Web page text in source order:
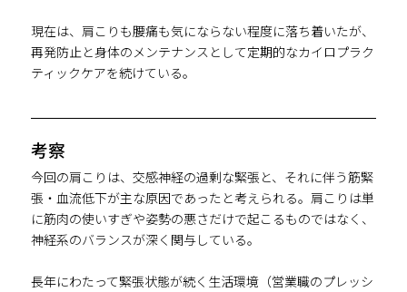
現在は、肩こりも腰痛も気にならない程度に落ち着いたが、
再発防止と身体のメンテナンスとして定期的なカイロプラク
ティックケアを続けている。
考察
今回の肩こりは、交感神経の過剰な緊張と、それに伴う筋緊
張・血流低下が主な原因であったと考えられる。肩こりは単
に筋肉の使いすぎや姿勢の悪さだけで起こるものではなく、
神経系のバランスが深く関与している。
長年にわたって緊張状態が続く生活環境（営業職のプレッシ